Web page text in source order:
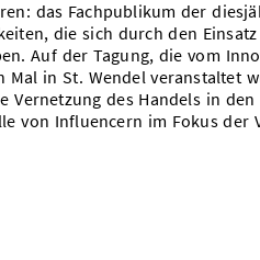
das Fachpublikum der
die sich durch den
Auf der Tagung, die vom
Mal in St. Wendel veranstaltet
des Handels in
von Influencern im Fokus der